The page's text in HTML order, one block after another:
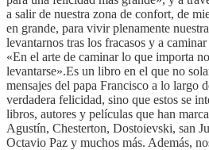
a salir de nuestra zona de confort, de
en grande, para vivir plenamente
levantarnos tras los fracasos y a
«En el arte de caminar lo que importa
levantarse».Es un libro en el que no
mensajes del papa Francisco a lo largo
verdadera felicidad, sino que estos se
libros, autores y películas que han
Agustín, Chesterton, Dostoievski, san
Octavio Paz y muchos más. Además,